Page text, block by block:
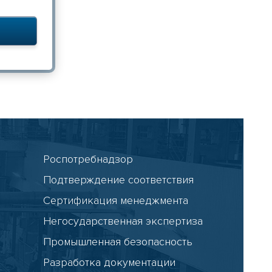
Роспотребнадзор
Подтверждение соответствия
Сертификация менеджмента
Негосударственная экспертиза
Промышленная безопасность
Разработка документации